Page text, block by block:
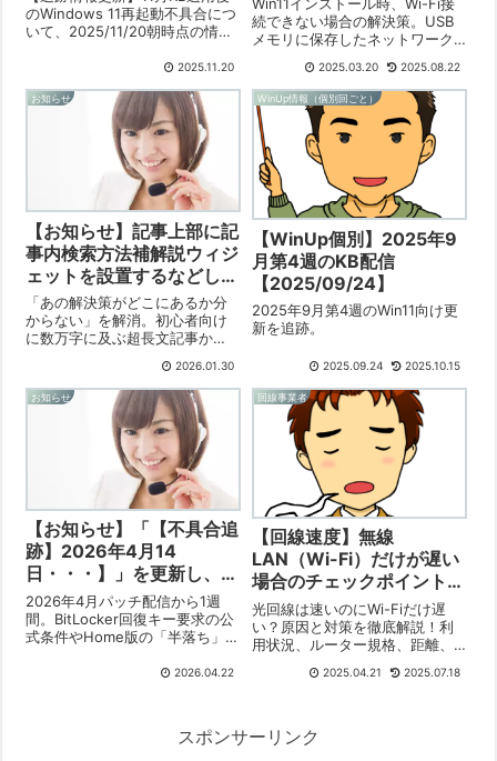
のWindows 11再起動不具合につ
いて、2025/11/20朝時点の情報
のAMD Chipsetドライバや電源
因である可能性を分析。システ
ムの不安定化に繋がる深刻な問
題です。詳細な原因と対策をご
確認ください。
2025.11.20
Win11インストール時、Wi-Fi接
続できない場合の解決策。USB
メモリに保存したネットワーク
ル中に手動で追加する方法を解
説。「ドライバーのインストー
ル」ボタンの有無で手順が異な
る。コマンドプロンプトやエク
スプローラーから実行。事前に
メーカー提供のドライバ準備が
重要。有線LANがないPCや独自
ドライバが必要な場合に有効。
2025.03.20 2025.08.22
お知らせ
【お知らせ】記事上部に記
事内検索方法補解説ウィジ
ェットを設置するなどしま
した【2026/01/30】
「あの解決策がどこにあるか分
からない」を解消。初心者向け
に数万字に及ぶ超長文記事か
機能「Ctrl+F」で一瞬で見つけ
出す方法を解説。あわせてブロ
グに設置のAIチャットボットが
2025年度の膨大な知見を2026
年度版へ正しく誘導できる改善
を実施しました。
2026.01.30
WinUp情報（個別回ごと）
【WinUp個別】2025年9
月第4週のKB配信
【2025/09/24】
2025年9月第4週のWin11向け更
新を追跡。
2025.09.24 2025.10.15
お知らせ
【お知らせ】「【不具合追
跡】2026年4月14
日・・・】」を更新し、関
連記事を公開しました
【2026/04/22】
2026年4月パッチ配信から1週
間。BitLocker回復キー要求の公
式条件やHome版の「半落ち」リ
等で発生中の「モザイク死」の
不適合に迫る検証記事の公開を
2026.04.22
回線事業者
【回線速度】無線
LAN（Wi-Fi）だけが遅い
場合のチェックポイントと
解決【2025/04/21】
光回線は速いのにWi-Fiだけ遅
い？原因と対策を徹底解説！利
用状況、ルーター規格、距離、
ル設定などをチェック。見落と
ルーター買い替えや中継機導入
も検討。2025年4月のおすすめ
2025.04.21 2025.07.18
スポンサーリンク